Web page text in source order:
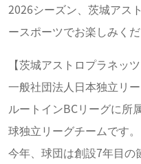
2026シーズン、茨城アス
ースポーツでお楽しみくだ
【茨城アストロプラネッツ
一般社団法人日本独立リ
ルートインBCリーグに所
球独立リーグチームです。
今年、球団は創設7年目の